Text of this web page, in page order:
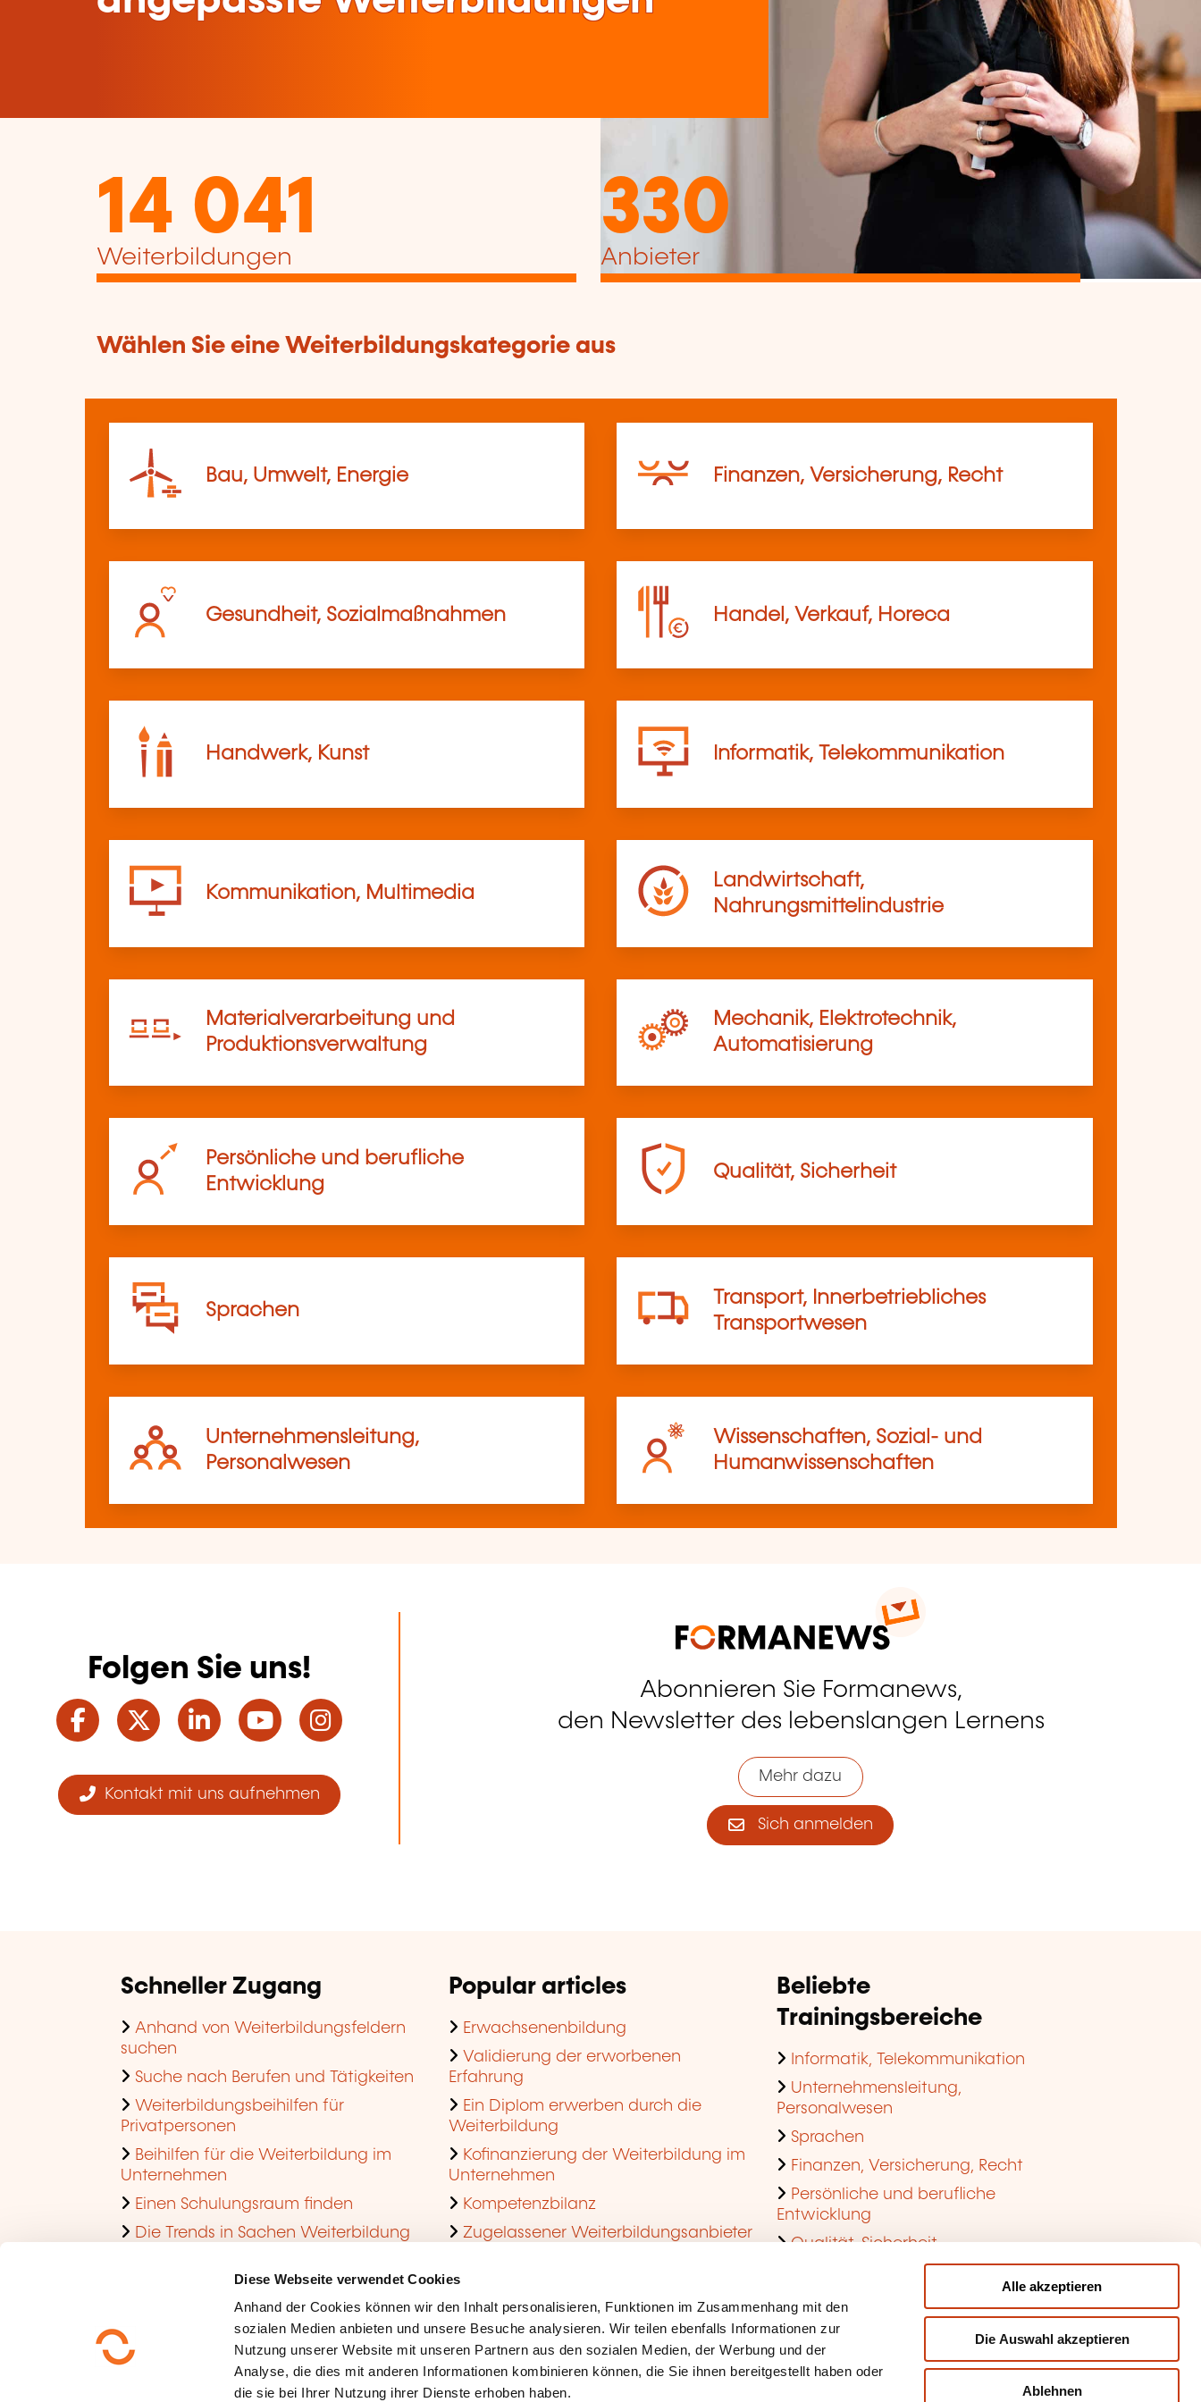
Diese Webseite verwendet Cookies
Anhand der Cookies können wir den Inhalt personalisieren, Funktionen im Zusammenhang mit den
sozialen Medien anbieten und unsere Besuche analysieren. Wir teilen ebenfalls Informationen zur
Nutzung unserer Website mit unseren Partnern aus den sozialen Medien, der Werbung und der
Analyse, die dies mit anderen Informationen kombinieren können, die Sie ihnen bereitgestellt haben oder
die sie bei Ihrer Nutzung ihrer Dienste erhoben haben.
Alle akzeptieren
Die Auswahl akzeptieren
Ablehnen
14 041
Weiterbildungen
330
Anbieter
Wählen Sie eine Weiterbildungskategorie aus
Bau, Umwelt, Energie Finanzen, Versicherung, Recht
Gesundheit, Sozialmaßnahmen Handel, Verkauf, Horeca
Handwerk, Kunst Informatik, Telekommunikation
Kommunikation, Multimedia
Landwirtschaft,
Nahrungsmittelindustrie
Materialverarbeitung und
Produktionsverwaltung
Mechanik, Elektrotechnik,
Automatisierung
Persönliche und berufliche
Entwicklung
Qualität, Sicherheit
Sprachen
Transport, Innerbetriebliches
Transportwesen
Unternehmensleitung,
Personalwesen
Wissenschaften, Sozial- und
Humanwissenschaften
Folgen Sie uns!
Facebook
TwitterLinkedInYouTube
Kontakt mit uns aufnehmen
Abonnieren Sie Formanews,
den Newsletter des lebenslangen Lernens
Mehr dazu
Sich anmelden
Schneller Zugang
Anhand von Weiterbildungsfeldern
suchen
Suche nach Berufen und Tätigkeiten
Weiterbildungsbeihilfen für
Privatpersonen
Beihilfen für die Weiterbildung im
Unternehmen
Einen Schulungsraum finden
Die Trends in Sachen Weiterbildung
Popular articles
Erwachsenenbildung
Validierung der erworbenen
Erfahrung
Ein Diplom erwerben durch die
Weiterbildung
Kofinanzierung der Weiterbildung im
Unternehmen
Kompetenzbilanz
Zugelassener Weiterbildungsanbieter
Beliebte
Trainingsbereiche
Informatik, Telekommunikation
Unternehmensleitung,
Personalwesen
Sprachen
Finanzen, Versicherung, Recht
Persönliche und berufliche
Entwicklung
Qualität, Sicherheit